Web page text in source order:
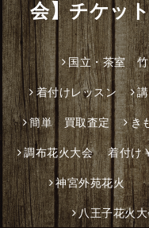
会】チケッ
国立・茶室 竹
着付けレッスン
簡単 買取査定 き
調布花火大会 着付け
神宮外苑花火
八王子花